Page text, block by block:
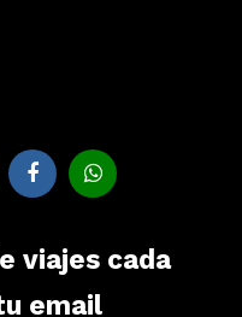
viajes cada
email